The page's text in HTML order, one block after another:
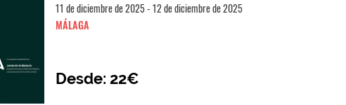
11 de diciembre de 2025 - 12 de diciembre de 2025
MÁLAGA
Desde: 22€